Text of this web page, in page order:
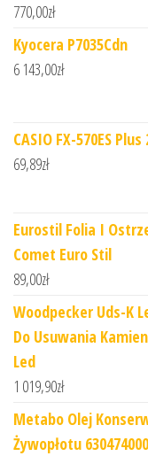
770,00zł
Kyocera P7035Cdn
6 143,00zł
CASIO FX-570ES
69,89zł
Eurostil Folia I
Comet Euro Stil
89,00zł
Woodpecker Uds-K
Do Usuwania
Led
1 019,90zł
Metabo Olej
Żywopłotu 630474000